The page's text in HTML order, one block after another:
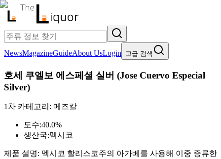
NewsMagazineGuideAbout UsLogin 고급 검색
호세 쿠엘보 에스페셜 실버 (Jose Cuervo Especial
Silver)
1차 카테고리: 메즈칼
도수:40.0%
생산국:멕시코
제품 설명: 멕시코 할리스코주의 아가베를 사용해 이중 증류한